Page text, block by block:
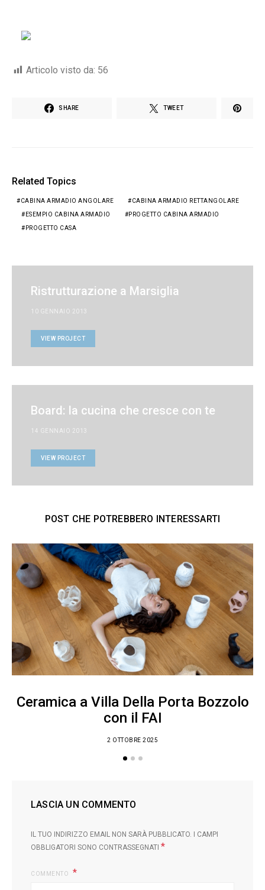
Articolo visto da: 56
SHARE TWEET
Related Topics
CABINA ARMADIO ANGOLARE CABINA ARMADIO RETTANGOLARE
ESEMPIO CABINA ARMADIO PROGETTO CABINA ARMADIO
PROGETTO CASA
Ristrutturazione a Marsiglia
10 GENNAIO 2013
VIEW PROJECT
Board: la cucina che cresce con te
14 GENNAIO 2013
VIEW PROJECT
POST CHE POTREBBERO INTERESSARTI
Ceramica a Villa Della Porta Bozzolo
con il FAI
2 OTTOBRE 2025
LASCIA UN COMMENTO
IL TUO INDIRIZZO EMAIL NON SARÀ PUBBLICATO.
I CAMPI
OBBLIGATORI SONO CONTRASSEGNATI *
COMMENTO